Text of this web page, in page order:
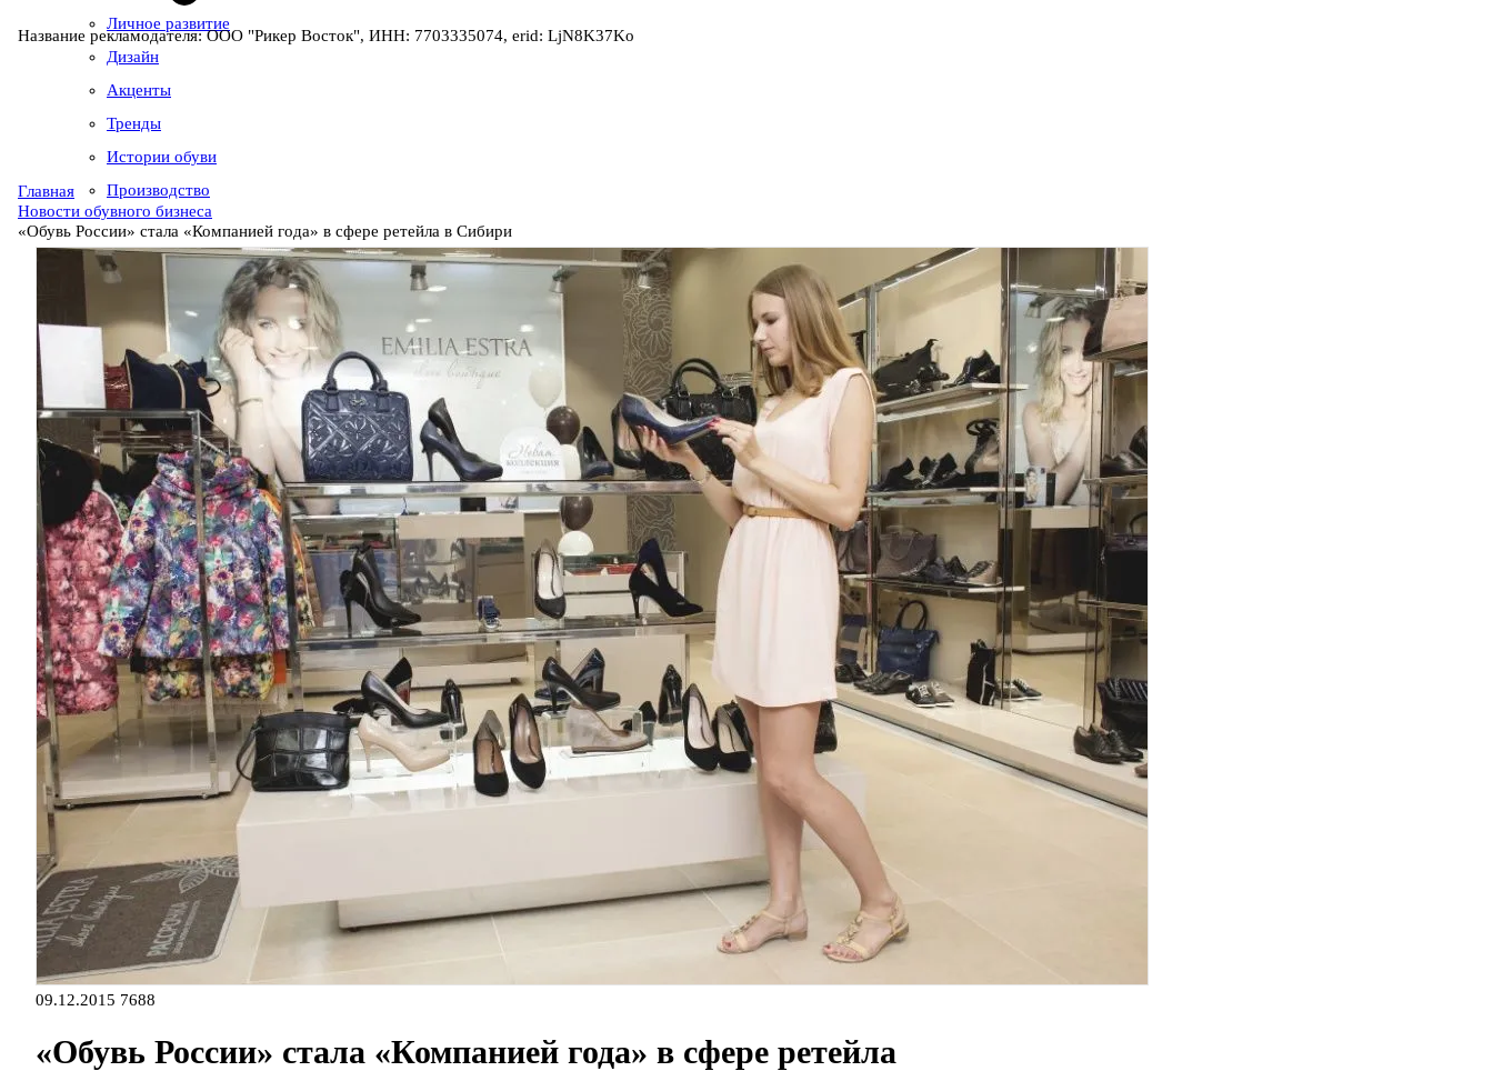
Личное развитие
Дизайн
Акценты
Тренды
Истории обуви
Производство
Название рекламодателя: ООО "Рикер Восток", ИНН: 7703335074, erid: LjN8K37Ko
Главная
Новости обувного бизнеса
«Обувь России» стала «Компанией года» в сфере ретейла в Сибири
09.12.2015 7688
«Обувь России» стала «Компанией года» в сфере ретейла